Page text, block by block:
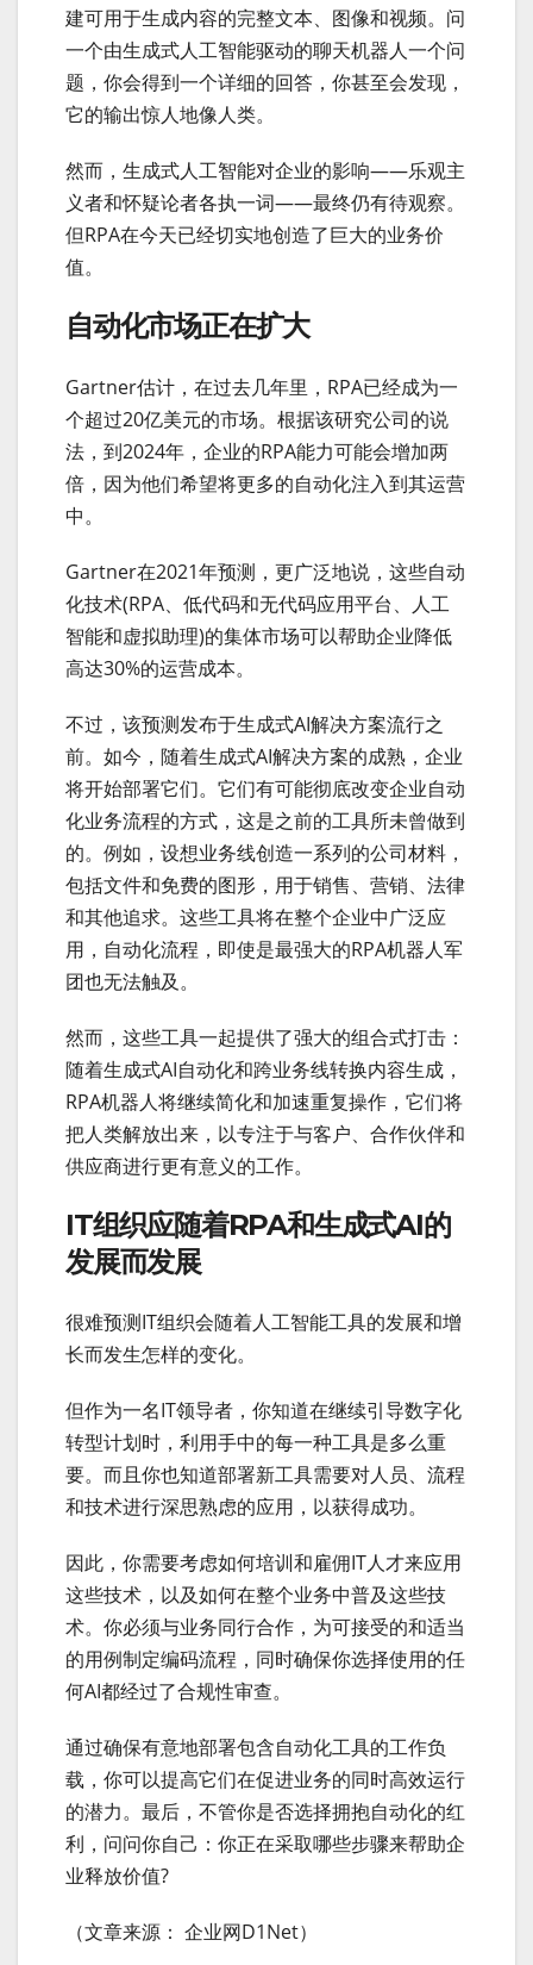
建可用于生成内容的完整文本、图像和视频。问
一个由生成式人工智能驱动的聊天机器人一个问
题，你会得到一个详细的回答，你甚至会发现，
它的输出惊人地像人类。
然而，生成式人工智能对企业的影响——乐观主
义者和怀疑论者各执一词——最终仍有待观察。
但RPA在今天已经切实地创造了巨大的业务价
值。
自动化市场正在扩大
Gartner估计，在过去几年里，RPA已经成为一
个超过20亿美元的市场。根据该研究公司的说
法，到2024年，企业的RPA能力可能会增加两
倍，因为他们希望将更多的自动化注入到其运营
中。
Gartner在2021年预测，更广泛地说，这些自动
化技术(RPA、低代码和无代码应用平台、人工
智能和虚拟助理)的集体市场可以帮助企业降低
高达30%的运营成本。
不过，该预测发布于生成式AI解决方案流行之
前。如今，随着生成式AI解决方案的成熟，企业
将开始部署它们。它们有可能彻底改变企业自动
化业务流程的方式，这是之前的工具所未曾做到
的。例如，设想业务线创造一系列的公司材料，
包括文件和免费的图形，用于销售、营销、法律
和其他追求。这些工具将在整个企业中广泛应
用，自动化流程，即使是最强大的RPA机器人军
团也无法触及。
然而，这些工具一起提供了强大的组合式打击：
随着生成式AI自动化和跨业务线转换内容生成，
RPA机器人将继续简化和加速重复操作，它们将
把人类解放出来，以专注于与客户、合作伙伴和
供应商进行更有意义的工作。
IT组织应随着RPA和生成式AI的
发展而发展
很难预测IT组织会随着人工智能工具的发展和增
长而发生怎样的变化。
但作为一名IT领导者，你知道在继续引导数字化
转型计划时，利用手中的每一种工具是多么重
要。而且你也知道部署新工具需要对人员、流程
和技术进行深思熟虑的应用，以获得成功。
因此，你需要考虑如何培训和雇佣IT人才来应用
这些技术，以及如何在整个业务中普及这些技
术。你必须与业务同行合作，为可接受的和适当
的用例制定编码流程，同时确保你选择使用的任
何AI都经过了合规性审查。
通过确保有意地部署包含自动化工具的工作负
载，你可以提高它们在促进业务的同时高效运行
的潜力。最后，不管你是否选择拥抱自动化的红
利，问问你自己：你正在采取哪些步骤来帮助企
业释放价值?
（文章来源： 企业网D1Net）